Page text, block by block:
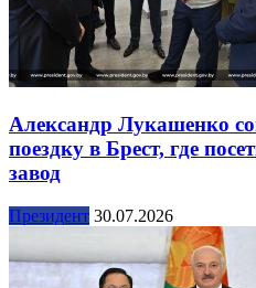
Александр Лукашенко
поездку в Брест, где
завод
Президент 30.07.2026